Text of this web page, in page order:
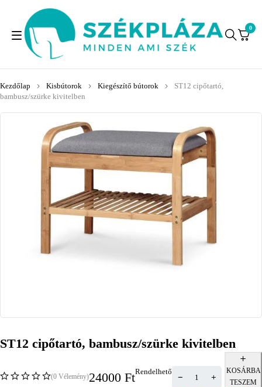
0
Kezdőlap Kisbútorok Kiegészítő bútorok
ST12 cipőtartó,
bambusz/szürke kivitelben
ST12 cipőtartó, bambusz/szürke kivitelben
(0 Vélemény)24000 FtRendelhető
KOSÁRBA
TESZEM